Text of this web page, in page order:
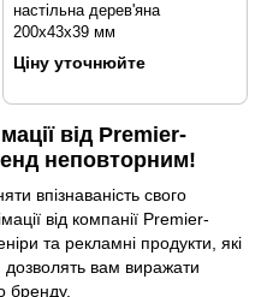
настільна дерев'яна
200х43х39 мм
Ціну уточнюйте
від Premier-
неповторним!
впізнаваність свого
від компанії Premier-
та рекламні продукти, які
дозволять вам виражати
бренду.